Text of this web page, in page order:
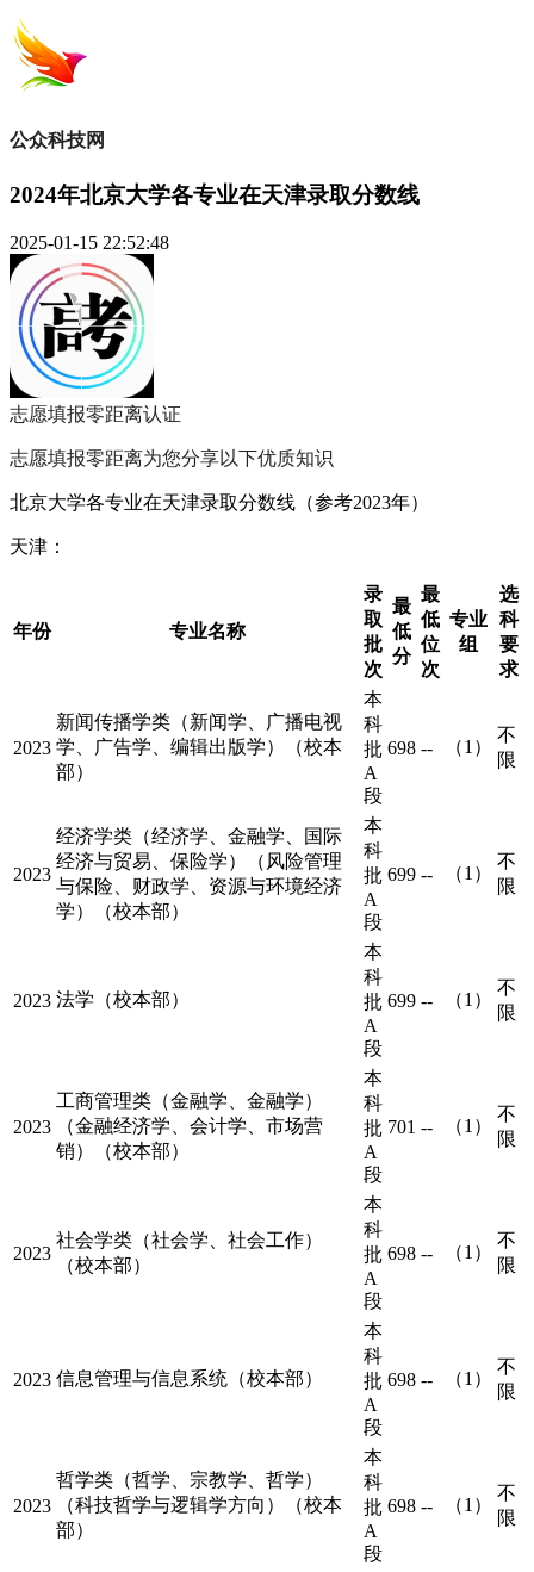
公众科技网
2024年北京大学各专业在天津录取分数线
2025-01-15 22:52:48
志愿填报零距离认证
志愿填报零距离为您分享以下优质知识
北京大学各专业在天津录取分数线（参考2023年）
天津：
年份 专业名称
录
取
批
次
最
低
分
最
低
位
次
专业
组
选
科
要
求
2023
新闻传播学类（新闻学、广播电视
学、广告学、编辑出版学）（校本
部）
本
科
批
A
段
698 -- （1）
不
限
2023
经济学类（经济学、金融学、国际
经济与贸易、保险学）（风险管理
与保险、财政学、资源与环境经济
学）（校本部）
本
科
批
A
段
699 -- （1）
不
限
2023 法学（校本部）
本
科
批
A
段
699 -- （1）
不
限
2023
工商管理类（金融学、金融学）
（金融经济学、会计学、市场营
销）（校本部）
本
科
批
A
段
701 -- （1）
不
限
2023
社会学类（社会学、社会工作）
（校本部）
本
科
批
A
段
698 -- （1）
不
限
2023 信息管理与信息系统（校本部）
本
科
批
A
段
698 -- （1）
不
限
2023
哲学类（哲学、宗教学、哲学）
（科技哲学与逻辑学方向）（校本
部）
本
科
批
A
段
698 -- （1）
不
限